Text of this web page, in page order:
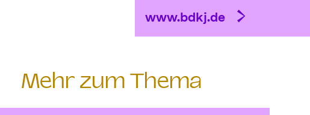
www.bdkj.de
Mehr zum Thema